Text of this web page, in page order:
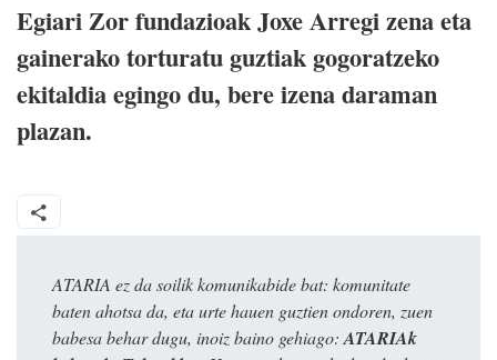
Egiari Zor fundazioak Joxe Arregi zena eta
gainerako torturatu guztiak gogoratzeko
ekitaldia egingo du, bere izena daraman
plazan.
ATARIA ez da soilik komunikabide bat: komunitate
baten ahotsa da, eta urte hauen guztien ondoren, zuen
babesa behar dugu, inoiz baino gehiago:ATARIAk